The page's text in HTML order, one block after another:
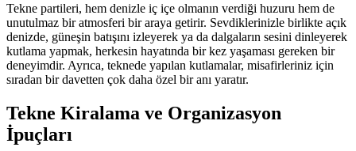
Tekne partileri, hem denizle iç içe olmanın verdiği huzuru hem de
unutulmaz bir atmosferi bir araya getirir. Sevdiklerinizle birlikte açık
denizde, güneşin batışını izleyerek ya da dalgaların sesini dinleyerek
kutlama yapmak, herkesin hayatında bir kez yaşaması gereken bir
deneyimdir. Ayrıca, teknede yapılan kutlamalar, misafirleriniz için
sıradan bir davetten çok daha özel bir anı yaratır.
Tekne Kiralama ve Organizasyon
İpuçları